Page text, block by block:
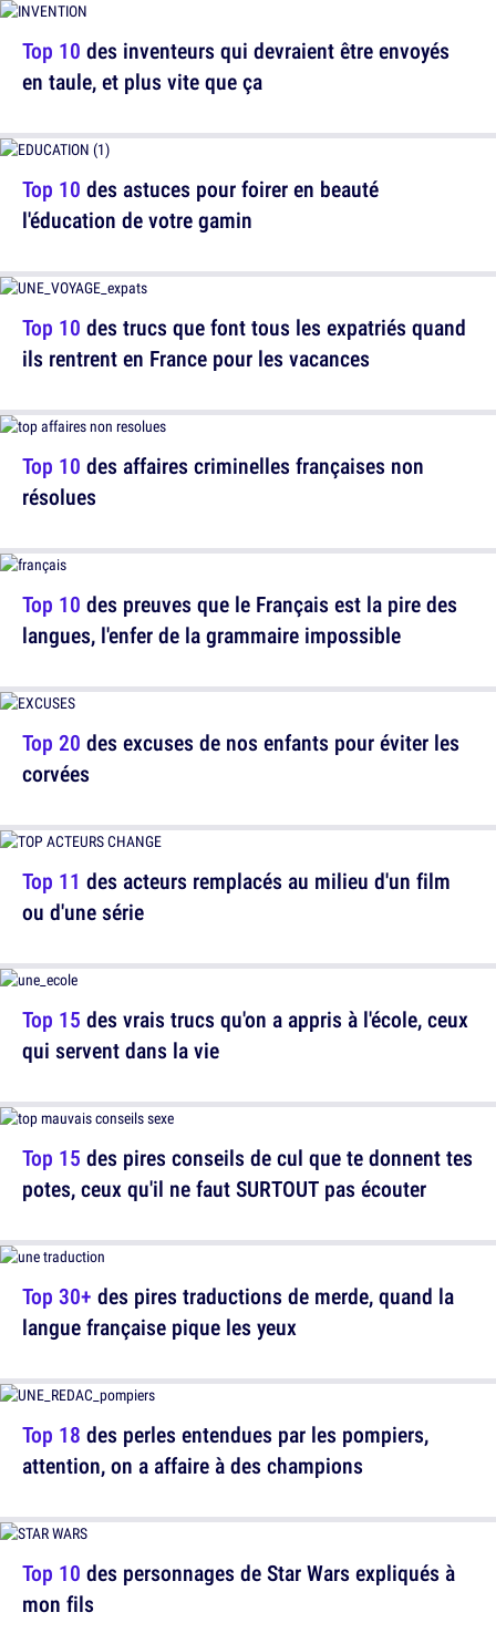
Top 10 des astuces pour foirer en beauté
l'éducation de votre gamin
Top 10 des affaires criminelles françaises non
résolues
Top 20 des excuses de nos enfants pour éviter les
corvées
Top 15 des vrais trucs qu'on a appris à l'école, ceux
qui servent dans la vie
Top 30+ des pires traductions de merde, quand la
langue française pique les yeux
Top 10 des personnages de Star Wars expliqués à
mon fils
Top 10 des inventeurs qui devraient être envoyés
en taule, et plus vite que ça
Top 10 des trucs que font tous les expatriés quand
ils rentrent en France pour les vacances
Top 10 des preuves que le Français est la pire des
langues, l'enfer de la grammaire impossible
Top 11 des acteurs remplacés au milieu d'un film
ou d'une série
Top 15 des pires conseils de cul que te donnent tes
potes, ceux qu'il ne faut SURTOUT pas écouter
Top 18 des perles entendues par les pompiers,
attention, on a affaire à des champions